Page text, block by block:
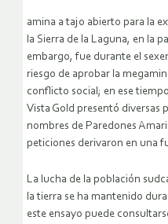
amina a tajo abierto para la
la Sierra de la Laguna, en la
embargo, fue durante el
riesgo de aprobar la
conflicto social; en ese
Vista Gold presentó diversas
nombres de Paredones
peticiones derivaron en una
La lucha de la población
la tierra se ha mantenido
este ensayo puede